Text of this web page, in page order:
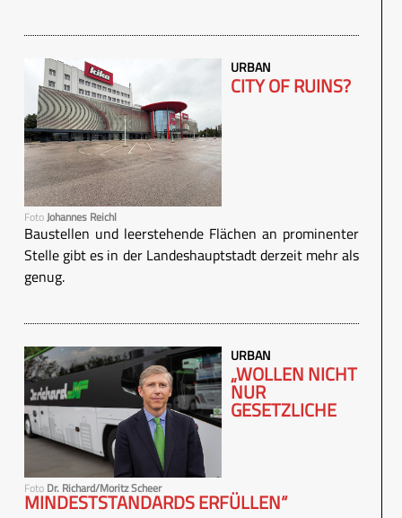
FotoJohannes Reichl
URBAN
CITY OF RUINS?
Baustellen und leerstehende Flächen an prominenter
Stelle gibt es in der Landeshauptstadt derzeit mehr als
genug.
Foto Dr. Richard/Moritz Scheer
URBAN
„WOLLEN NICHT
NUR
GESETZLICHE
MINDESTSTANDARDS ERFÜLLEN“